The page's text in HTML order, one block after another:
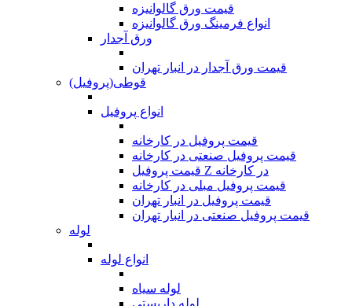
قیمت ورق گالوانیزه
انواع فرمینگ ورق گالوانیزه
ورق آجدار
قیمت ورق آجدار در انبار تهران
قوطی(پروفیل)
انواع پروفیل
قیمت پروفیل در کارخانه
قیمت پروفیل صنعتی در کارخانه
قیمت پروفیل Z در کارخانه
قیمت پروفیل مبلی در کارخانه
قیمت پروفیل در انبار تهران
قیمت پروفیل صنعتی در انبار تهران
لوله
انواع لوله
لوله سیاه
لوله داربستی